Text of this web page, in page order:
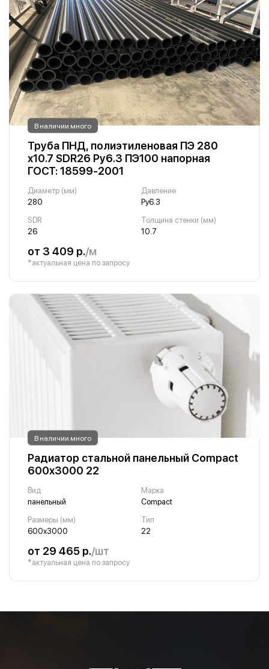
В наличии много
Труба ПНД, полиэтиленовая ПЭ 280
х10.7 SDR26 Ру6.3 ПЭ100 напорная
ГОСТ: 18599-2001
Диаметр (мм)
280
Давление
Ру6.3
SDR
26
Толщина стенки (мм)
10.7
от 3 409 р./м
*актуальная цена по запросу
В наличии много
Радиатор стальной панельный Compact
600х3000 22
Вид
панельный
Марка
Compact
Размеры (мм)
600х3000
Тип
22
от 29 465 р./шт
*актуальная цена по запросу